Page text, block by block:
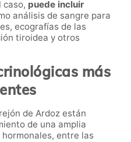
caso, puede incluir
análisis de sangre para
ecografías de las
tiroidea y otros
más
de Ardoz están
de una amplia
entre las